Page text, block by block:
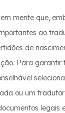
mente que,
ao
de
Para garantir
ou um
legais